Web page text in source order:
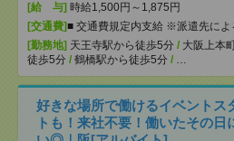
[給 与] 時給1,500円～1,875円
[交通費]■ 交通費規定内支給 ※派遣先によ
[勤務地] 天王寺駅から徒歩5分 / 大阪上本
徒歩5分 / 鶴橋駅から徒歩5分 / …
好きな場所で働けるイベント
トも！来社不要！働いたその日